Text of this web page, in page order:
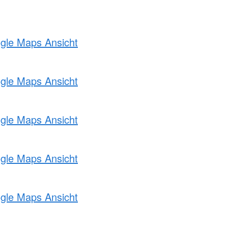
Maps Ansicht
Maps Ansicht
Maps Ansicht
Maps Ansicht
Maps Ansicht